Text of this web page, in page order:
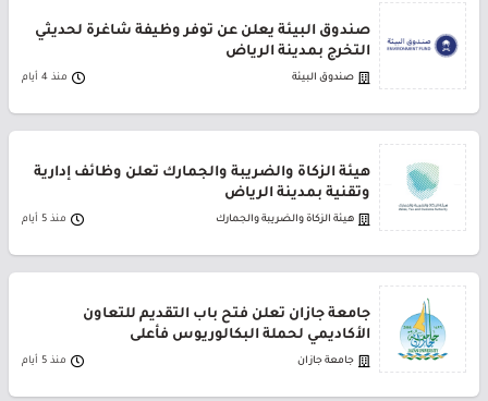
صندوق البيئة يعلن عن توفر وظيفة شاغرة لحديثي
التخرج بمدينة الرياض
صندوق البيئة منذ 4 أيام
هيئة الزكاة والضريبة والجمارك تعلن وظائف إدارية
وتقنية بمدينة الرياض
هيئة الزكاة والضريبة والجمارك منذ 5 أيام
جامعة جازان تعلن فتح باب التقديم للتعاون
الأكاديمي لحملة البكالوريوس فأعلى
جامعة جازان منذ 5 أيام